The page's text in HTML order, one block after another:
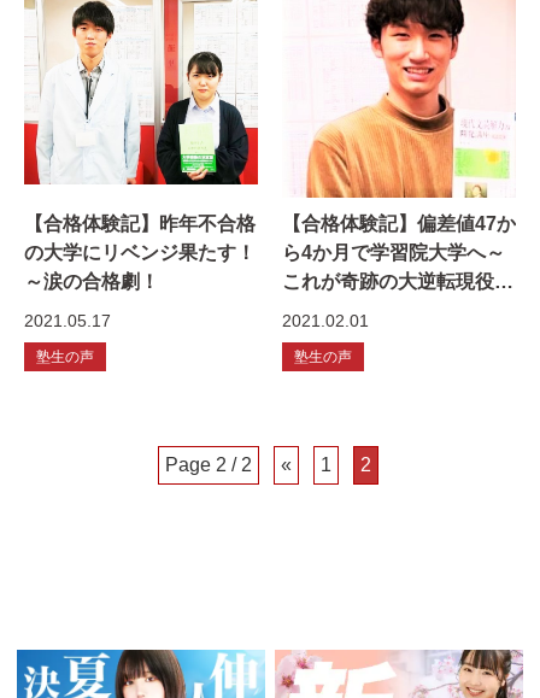
【合格体験記】昨年不合格
の大学にリベンジ果たす！
～涙の合格劇！
2021.05.17
塾生の声
【合格体験記】偏差値47か
ら4か月で学習院大学へ～
これが奇跡の大逆転現役合
格劇
2021.02.01
塾生の声
Page 2 / 2 « 1 2